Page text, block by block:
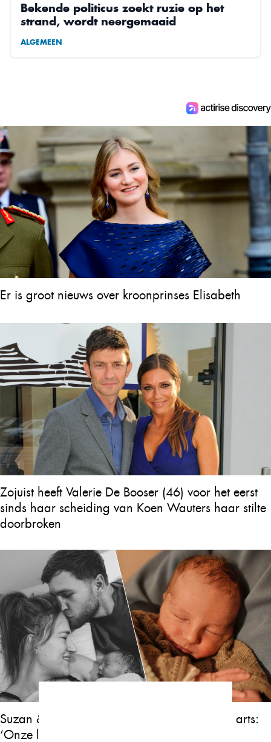
Bekende politicus zoekt ruzie op het
strand, wordt neergemaaid
ALGEMEEN
Er is groot nieuws over kroonprinses Elisabeth
Zojuist heeft Valerie De Booser (46) voor het eerst
sinds haar scheiding van Koen Wauters haar stilte
doorbroken
Suzan & Freek krijgen zwaar nieuws van de arts:
‘Onze laatste keer samen’